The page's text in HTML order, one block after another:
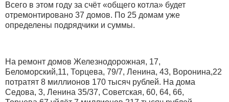
Всего в этом году за счёт «общего котла» будет
отремонтировано 37 домов. По 25 домам уже
определены подрядчики и суммы.
На ремонт домов Железнодорожная, 17,
Беломорский,11, Торцева, 79/7, Ленина, 43, Воронина,22
потратят 8 миллионов 170 тысяч рублей. На дома
Седова, 3, Ленина 35/37, Советская, 60, 64, 66,